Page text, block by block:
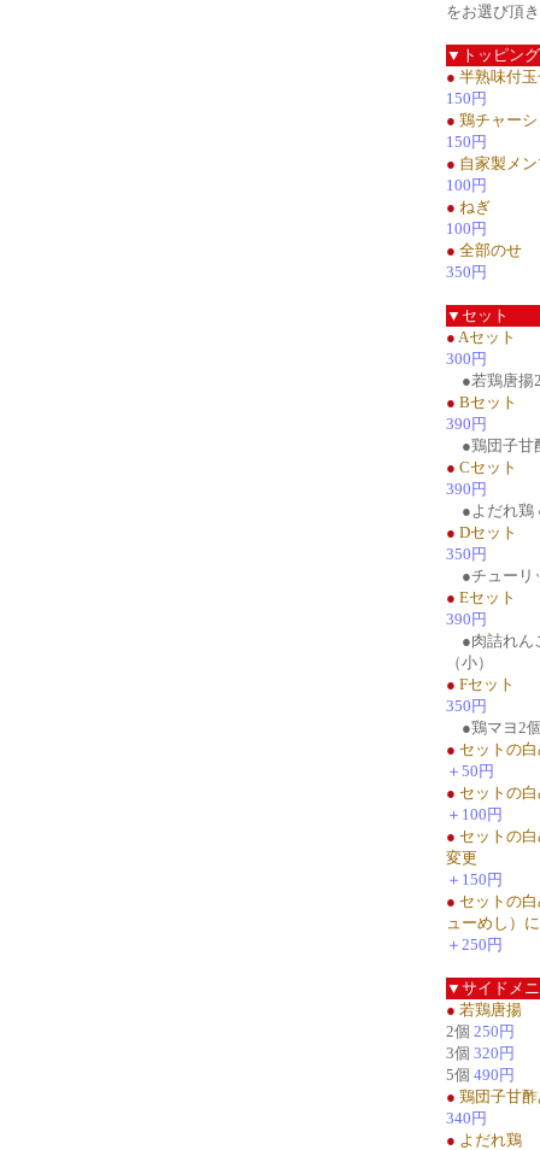
をお選び頂
▼トッピング
● 半熟味付
150円
● 鶏チャー
150円
● 自家製メ
100円
● ねぎ
100円
● 全部のせ
350円
▼セット
● Aセット
300円
●若鶏唐揚
● Bセット
390円
●鶏団子甘
● Cセット
390円
●よだれ鶏
● Dセット
350円
●チューリ
● Eセット
390円
●肉詰れん
（小）
● Fセット
350円
●鶏マヨ2
● セットの
＋50円
● セットの
＋100円
● セットの
変更
＋150円
● セットの
ューめし）
＋250円
▼サイドメ
● 若鶏唐揚
2個 250円
3個 320円
5個 490円
● 鶏団子甘
340円
● よだれ鶏